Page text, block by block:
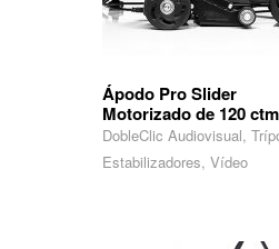
Ápodo Pro Slider
Motorizado de 120
DobleClic Audiovisual,
Estabilizadores, Vídeo